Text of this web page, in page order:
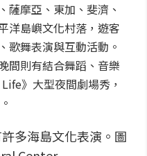
薩摩亞、東加、斐濟、
洋島嶼文化村落，遊客
歌舞表演與互動活動。
間則有結合舞蹈、音樂
》大型夜間劇場秀，